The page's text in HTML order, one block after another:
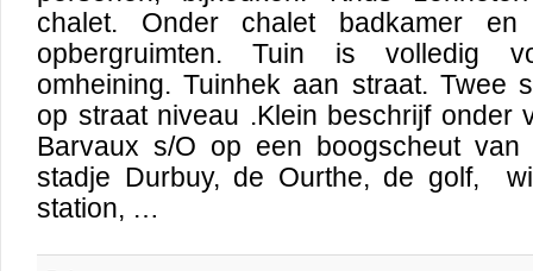
chalet. Onder chalet badkamer
opbergruimten. Tuin is volledig
omheining. Tuinhek aan straat. Twee
op straat niveau .Klein beschrijf onder
Barvaux s/O op een boogscheut van
stadje Durbuy, de Ourthe, de golf,
station, …